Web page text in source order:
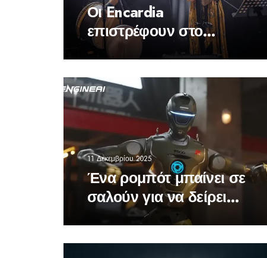
Οι Encardia
επιστρέφουν στο
Theatre of the NO
11 Δεκεμβρίου 2025
Ένα ρομπότ μπαίνει σε
σαλούν για να δείρει
έναν CEO – δεν είναι